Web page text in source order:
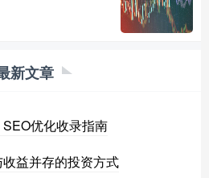
新文章
优化收录指南
益并存的投资方式